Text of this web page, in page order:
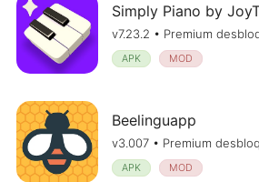
Simply Piano by
v7.23.2 • Premium
APK MOD
Beelinguapp
v3.007 • Premium
APK MOD